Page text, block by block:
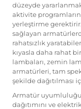
düzeyde
aktivite
yerleştirme gerektirir.
sağlayan
rahatsızlık
kıyasla daha rahat
lambaları, zemin
armatürleri, tam
şekilde dağıtılması
Armatür
dağıtımını ve